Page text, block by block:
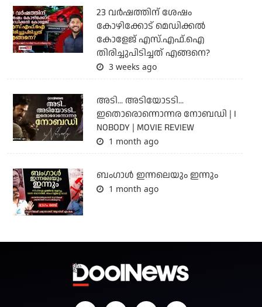
23 വർഷത്തിന് ശേഷം
കോഴിക്കോട് മെഡിക്കൽ
കോളേജ് എസ്.എഫ്.ഐ
തിരിച്ചുപിടിച്ചത് എങ്ങനെ?
3 weeks ago
അടി... അടിയോടടി...
ഇതൊരൊന്നൊന്നര നോബഡി | I
NOBODY | MOVIE REVIEW
1 month ago
ബംഗാള്‍ ഇന്നലെയും ഇന്നും
1 month ago